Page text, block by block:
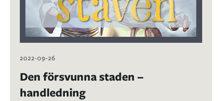
2022-09-26
Den försvunna staden –
handledning